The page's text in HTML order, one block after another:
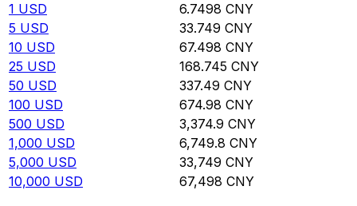
1 USD 6.7498 CNY
5 USD 33.749 CNY
10 USD 67.498 CNY
25 USD 168.745 CNY
50 USD 337.49 CNY
100 USD 674.98 CNY
500 USD 3,374.9 CNY
1,000 USD 6,749.8 CNY
5,000 USD 33,749 CNY
10,000 USD 67,498 CNY